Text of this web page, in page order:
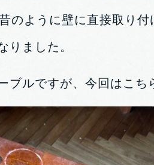
のように壁に直接取り
りました。
ルですが、今回はこち